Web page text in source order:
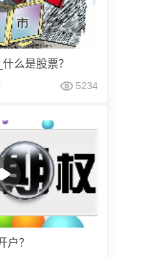
么是股票？
5234
户？